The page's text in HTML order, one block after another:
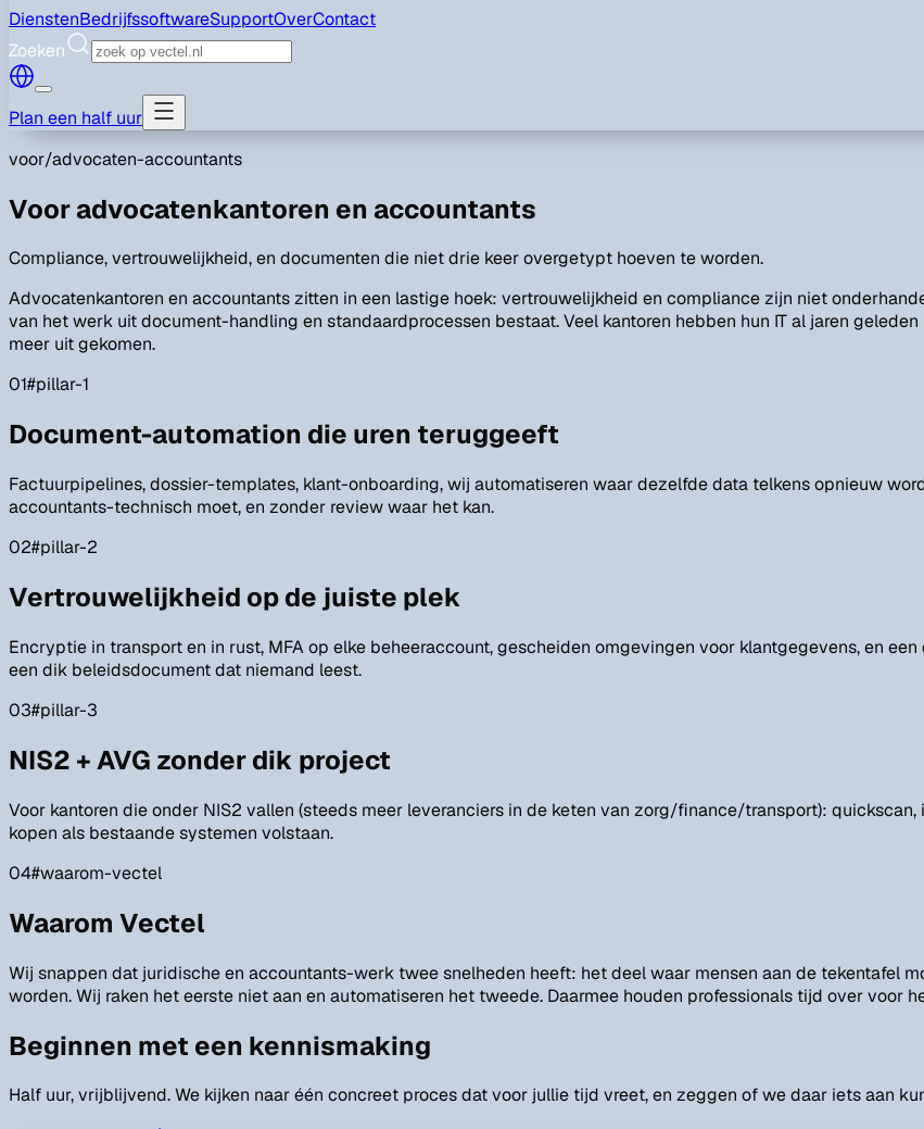
DienstenBedrijfssoftwareSupportOverContact
Zoeken
Plan een half uur
voor/advocaten-accountants
Voor advocatenkantoren en accountants
Compliance, vertrouwelijkheid, en documenten die niet drie keer overgetypt hoeven te worden.
Advocatenkantoren en accountants zitten in een lastige hoek: vertrouwelijkheid en compliance zijn niet
van het werk uit document-handling en standaardprocessen bestaat. Veel kantoren hebben hun IT al jaren
meer uit gekomen.
01#pillar-1
Document-automation die uren teruggeeft
Factuurpipelines, dossier-templates, klant-onboarding, wij automatiseren waar dezelfde data telkens opnieuw
accountants-technisch moet, en zonder review waar het kan.
02#pillar-2
Vertrouwelijkheid op de juiste plek
Encryptie in transport en in rust, MFA op elke beheeraccount, gescheiden omgevingen voor klantgegevens, en
een dik beleidsdocument dat niemand leest.
03#pillar-3
NIS2 + AVG zonder dik project
Voor kantoren die onder NIS2 vallen (steeds meer leveranciers in de keten van zorg/finance/transport):
kopen als bestaande systemen volstaan.
04#waarom-vectel
Waarom Vectel
Wij snappen dat juridische en accountants-werk twee snelheden heeft: het deel waar mensen aan de tekentafel
worden. Wij raken het eerste niet aan en automatiseren het tweede. Daarmee houden professionals tijd over voor
Beginnen met een kennismaking
Half uur, vrijblijvend. We kijken naar één concreet proces dat voor jullie tijd vreet, en zeggen of we daar iets aan